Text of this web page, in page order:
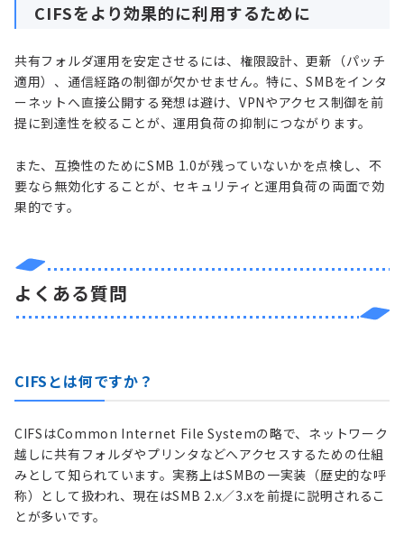
CIFSをより効果的に利用するために
共有フォルダ運用を安定させるには、権限設計、更新（パッチ
適用）、通信経路の制御が欠かせません。特に、SMBをインタ
ーネットへ直接公開する発想は避け、VPNやアクセス制御を前
提に到達性を絞ることが、運用負荷の抑制につながります。
また、互換性のためにSMB 1.0が残っていないかを点検し、不
要なら無効化することが、セキュリティと運用負荷の両面で効
果的です。
よくある質問
CIFSとは何ですか？
CIFSはCommon Internet File Systemの略で、ネットワーク
越しに共有フォルダやプリンタなどへアクセスするための仕組
みとして知られています。実務上はSMBの一実装（歴史的な呼
称）として扱われ、現在はSMB 2.x／3.xを前提に説明されるこ
とが多いです。